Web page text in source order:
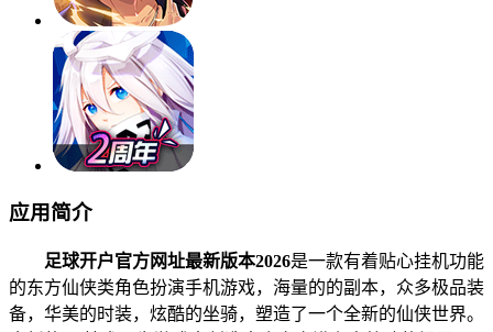
应用简介
足球开户官方网址最新版本2026是一款有着贴心挂机功能
的东方仙侠类角色扮演手机游戏，海量的的副本，众多极品装
备，华美的时装，炫酷的坐骑，塑造了一个全新的仙侠世界。